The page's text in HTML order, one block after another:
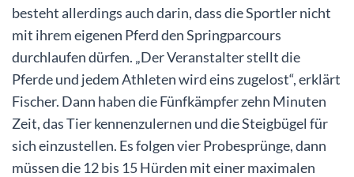
besteht allerdings auch darin, dass die Sportler nicht
mit ihrem eigenen Pferd den Springparcours
durchlaufen dürfen. „Der Veranstalter stellt die
Pferde und jedem Athleten wird eins zugelost“, erklärt
Fischer. Dann haben die Fünfkämpfer zehn Minuten
Zeit, das Tier kennenzulernen und die Steigbügel für
sich einzustellen. Es folgen vier Probesprünge, dann
müssen die 12 bis 15 Hürden mit einer maximalen